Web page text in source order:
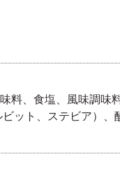
料、食塩、風味調味
ット、ステビア）、